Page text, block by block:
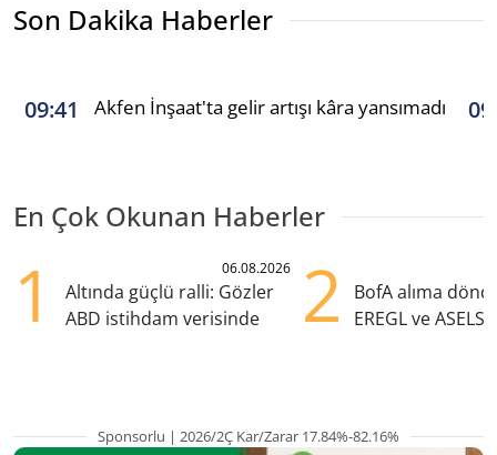
Son Dakika Haberler
09:41 Akfen İnşaat'ta gelir artışı kâra yansımadı
En Çok Okunan Haberler
1 06.08.2026
Altında güçlü ralli: Gözler
ABD istihdam verisinde
2
BofA alıma
EREGL ve ASELS
Sponsorlu | 2026/2Ç Kar/Zarar 17.84%-82.16%